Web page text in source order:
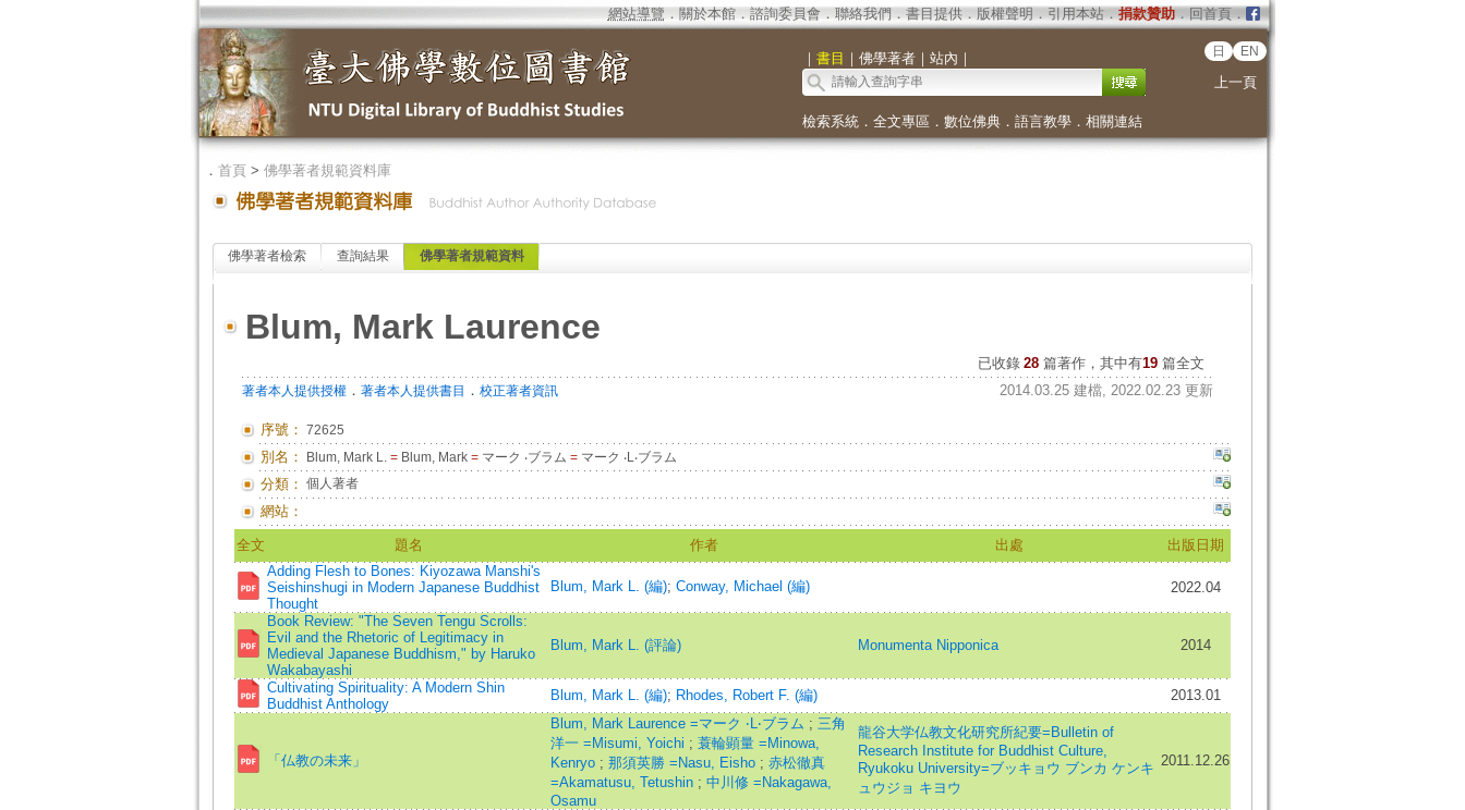
網站導覽 ． 關於本館． 諮詢委員會． 聯絡我們 ． 書目提供． 版權聲明 ． 引用本站． 捐款贊助．回首頁．
｜ 書目 ｜ 佛學著者｜ 站內 ｜ 日 EN
上一頁
檢索系統． 全文專區 ． 數位佛典． 語言教學． 相關連結
． 首頁> 佛學著者規範資料庫
佛學著者檢索 查詢結果 佛學著者規範資料
Blum, Mark Laurence
已收錄 28 篇著作，其中有19篇全文
著者本人提供授權． 著者本人提供書目 ． 校正著者資訊 2014.03.25 建檔, 2022.02.23 更新
序號： 72625
別名： Blum, Mark L. =Blum, Mark =マーク ‧ブラム =マーク ‧L‧ブラム
分類： 個人著者
網站：
全文 題名 作者 出處
出版日期
Adding Flesh to Bones: Kiyozawa Manshi's
Seishinshugi in Modern Japanese Buddhist
Thought
Blum, Mark L. (編); Conway, Michael (編) 2022.04
Book Review: "The Seven Tengu Scrolls:
Evil and the Rhetoric of Legitimacy in
Medieval Japanese Buddhism," by Haruko
Wakabayashi
Blum, Mark L. (評論) Monumenta Nipponica 2014
Cultivating Spirituality: A Modern Shin
Buddhist Anthology
Blum, Mark L. (編); Rhodes, Robert F. (編) 2013.01
「仏教の未来」
Blum, Mark Laurence =マーク ‧L‧ブラム ; 三角
洋一 =Misumi, Yoichi ; 蓑輪顕量 =Minowa,
Kenryo ; 那須英勝 =Nasu, Eisho ; 赤松徹真
=Akamatusu, Tetushin ; 中川修 =Nakagawa,
Osamu
龍谷大学仏教文化研究所紀要=Bulletin of
Research Institute for Buddhist Culture,
Ryukoku University=ブッキョウ ブンカ ケンキ
ュウジョ キヨウ
2011.12.26